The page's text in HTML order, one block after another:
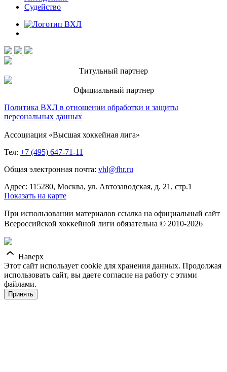
Судейство
Титульный партнер
Официальный партнер
Политика ВХЛ в отношении обработки и защиты
персональных данных
Ассоциация «Высшая хоккейная лига»
Тел: +7 (495) 647-71-11
Общая электронная почта: vhl@fhr.ru
Адрес: 115280, Москва, ул. Автозаводская, д. 21, стр.1
Показать на карте
При использовании материалов ссылка на официальный сайт
Всероссийской хоккейной лиги обязательна © 2010-2026
Наверх
Этот сайт использует cookie для хранения данных. Продолжая
использовать сайт, вы даете согласие на работу с этими
файлами.
Принять